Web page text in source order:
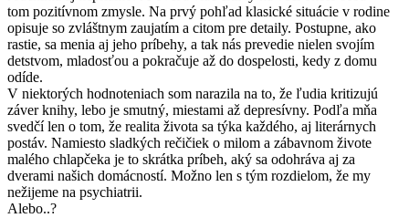
tom pozitívnom zmysle. Na prvý pohľad klasické situácie v rodine
opisuje so zvláštnym zaujatím a citom pre detaily. Postupne, ako
rastie, sa menia aj jeho príbehy, a tak nás prevedie nielen svojím
detstvom, mladosťou a pokračuje až do dospelosti, kedy z domu
odíde.
V niektorých hodnoteniach som narazila na to, že ľudia kritizujú
záver knihy, lebo je smutný, miestami až depresívny. Podľa mňa
svedčí len o tom, že realita života sa týka každého, aj literárnych
postáv. Namiesto sladkých rečičiek o milom a zábavnom živote
malého chlapčeka je to skrátka príbeh, aký sa odohráva aj za
dverami našich domácností. Možno len s tým rozdielom, že my
nežijeme na psychiatrii.
Alebo..?